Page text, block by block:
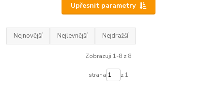
Upřesnit parametry
Nejnovější Nejlevnější Nejdražší
Zobrazuji 1-8 z 8
strana z 1